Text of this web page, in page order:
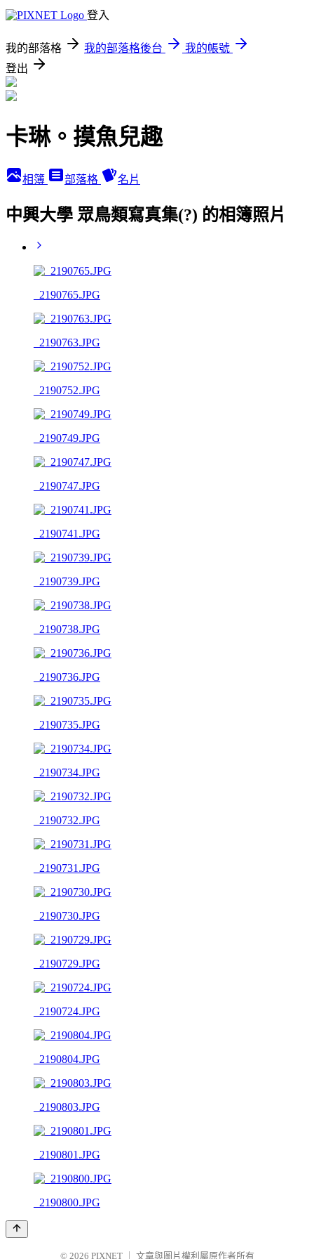
登入
我的部落格 我的部落格後台
我的帳號
登出
卡琳。摸魚兒趣
相簿 部落格 名片
中興大學 眾鳥類寫真集(?) 的相簿照片
_2190765.JPG
_2190763.JPG
_2190752.JPG
_2190749.JPG
_2190747.JPG
_2190741.JPG
_2190739.JPG
_2190738.JPG
_2190736.JPG
_2190735.JPG
_2190734.JPG
_2190732.JPG
_2190731.JPG
_2190730.JPG
_2190729.JPG
_2190724.JPG
_2190804.JPG
_2190803.JPG
_2190801.JPG
_2190800.JPG
© 2026 PIXNET 文章與圖片權利屬原作者所有